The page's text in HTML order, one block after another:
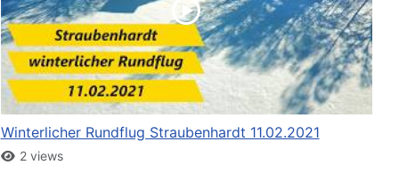
Winterlicher Rundflug Straubenhardt 11.02.2021
2 views